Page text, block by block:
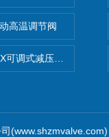
高温调节阀
可调式减压阀（减压稳